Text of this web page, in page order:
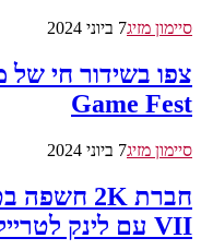
סיימון מזיג7 ביוני 2024
Game Fest
סיימון מזיג7 ביוני 2024
VII עם לינק לטריילר הכרזה